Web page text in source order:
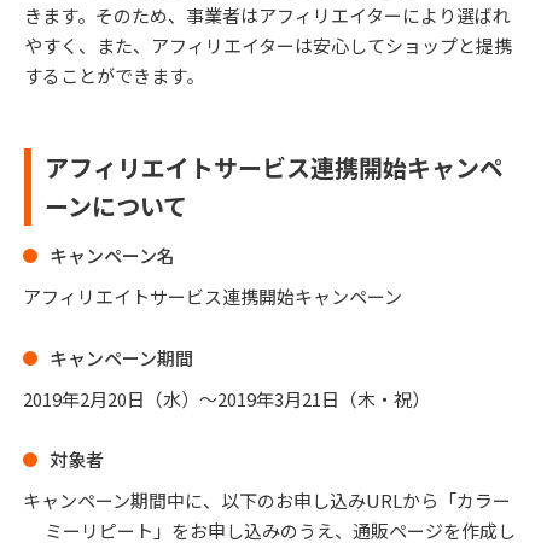
きます。そのため、事業者はアフィリエイターにより選ばれ
やすく、また、アフィリエイターは安心してショップと提携
することができます。
アフィリエイトサービス連携開始キャンペ
ーンについて
キャンペーン名
アフィリエイトサービス連携開始キャンペーン
キャンペーン期間
2019年2月20日（水）〜2019年3月21日（木・祝）
対象者
キャンペーン期間中に、以下のお申し込みURLから「カラー
ミーリピート」をお申し込みのうえ、通販ページを作成し